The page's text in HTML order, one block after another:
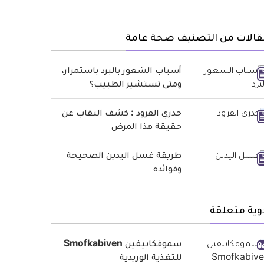
من التصنيف صحة عامة
أسباب الشعور بالبرد باستمرار،
ومتى تستشير الطبيب؟
جدري القرود : كشف النقاب عن
حقيقة هذا المرض
طريقة غسل اليدين الصحيحة
وفوائده
متعلقة
سموفكابيفين Smofkabiven
للتغذية الوريدية